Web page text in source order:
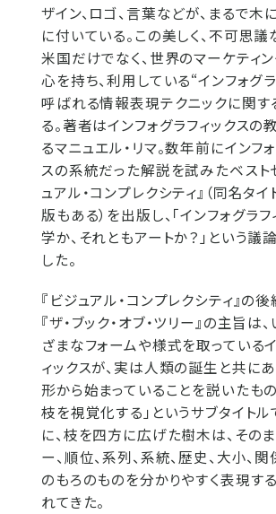
ザイン、ロゴ、言葉などが、まるで木
に付いている。この美しく、不可思議
米国だけでなく、世界のマーケティ
心を持ち、利用している“インフォグ
呼ばれる情報表現テクニックに関す
る。著者はインフォグラフィックスの
るマニュエル・リマ。数年前にインフ
スの系統だった解説を試みたベスト
ュアル・コンプレクシティ』（同名タ
版もある）を出版し、「インフォグラ
学か、それともアートか？」という議
した。
『ビジュアル・コンプレクシティ』の
『ザ・ブック・オブ・ツリー』の主旨は
ざまなフォームや様式を取っている
ィックスが、実は人類の誕生と共に
形から始まっていることを説いたもの
枝を視覚化する」というサブタイトル
に、枝を四方に広げた樹木は、その
ー、順位、系列、系統、歴史、大小、
のもろのものを分かりやすく表現す
れてきた。